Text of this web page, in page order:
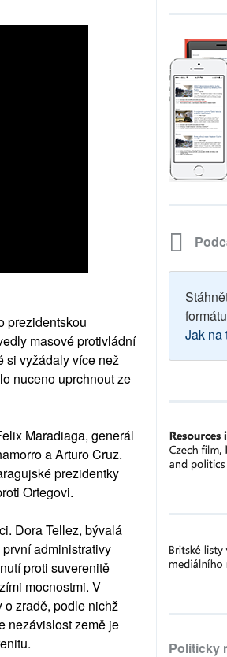
prezidentskou
masové protivládní
si vyžádaly více než
nuceno uprchnout ze
Maradiaga, generál
a Arturo Cruz.
prezidentky
Ortegovi.
Dora Tellez, bývalá
administrativy
proti suverenitě
mocnostmi. V
zradě, podle nichž
nezávislost země je
Jak na
Politicky